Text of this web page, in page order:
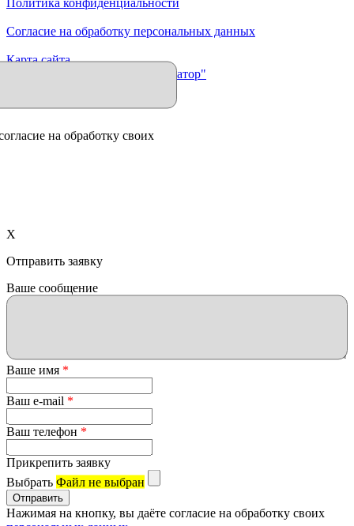
Согласие на обработку персональных данных
Карта сайта
Продвижение сайта "Иллюминатор"
на обработку своих
X
Отправить заявку
Ваше сообщение
Ваше имя *
Ваш e-mail *
Ваш телефон *
Прикрепить заявку
Выбрать Файл не выбран
Нажимая на кнопку, вы даёте согласие на обработку своих